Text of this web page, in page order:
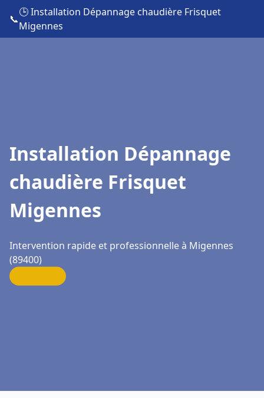
📞
🕒 Installation Dépannage chaudière Frisquet
Migennes
Installation Dépannage
chaudière Frisquet
Migennes
Intervention rapide et professionnelle à Migennes
(89400)